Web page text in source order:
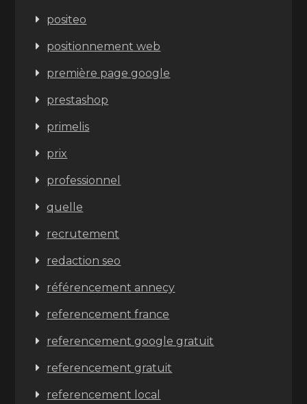
positeo
positionnement web
première page google
prestashop
primelis
prix
professionnel
quelle
recrutement
redaction seo
référencement annecy
referencement france
referencement google gratuit
referencement gratuit
referencement local